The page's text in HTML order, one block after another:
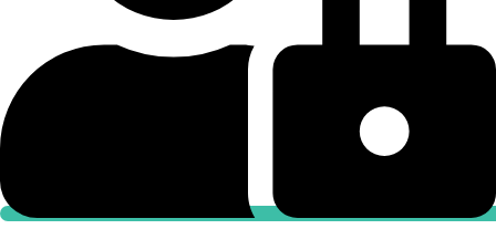
Portal Login